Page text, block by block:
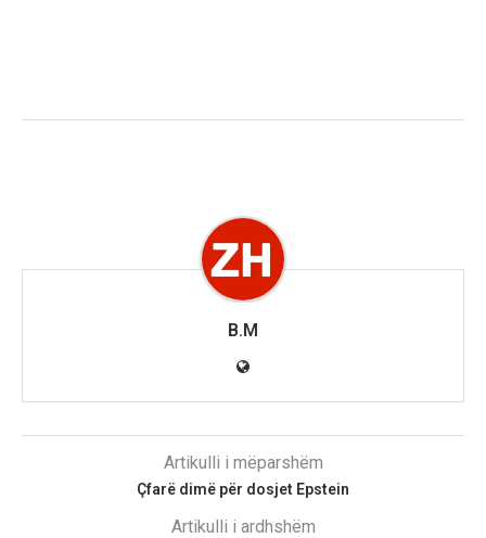
B.M
Artikulli i mëparshëm
Çfarë dimë për dosjet Epstein
Artikulli i ardhshëm